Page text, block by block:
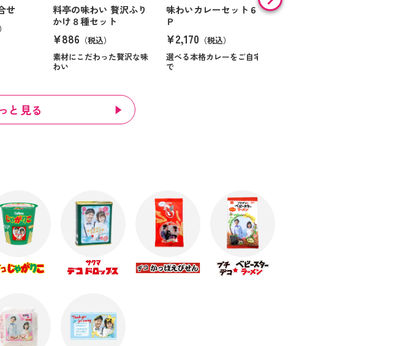
せ
料亭の味わい 贅沢ふり
かけ８種セット
¥886 （税込）
素材にこだわった贅沢な味
わい
味わいカレーセット６
Ｐ
¥2,170 （税込）
選べる本格カレーをご自宅
で
味の素 「クノールＲ」
と見る